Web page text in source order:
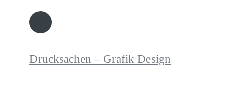
Drucksachen – Grafik Design